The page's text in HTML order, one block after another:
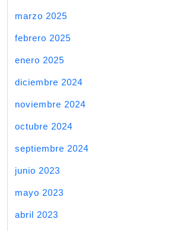
marzo 2025
febrero 2025
enero 2025
diciembre 2024
noviembre 2024
octubre 2024
septiembre 2024
junio 2023
mayo 2023
abril 2023